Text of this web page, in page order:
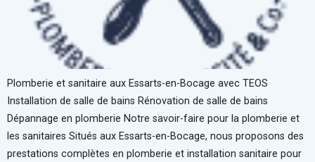
Plomberie et sanitaire aux Essarts-en-Bocage avec TEOS
Installation de salle de bains Rénovation de salle de bains
Dépannage en plomberie Notre savoir-faire pour la plomberie et
les sanitaires Situés aux Essarts-en-Bocage, nous proposons des
prestations complètes en plomberie et installation sanitaire pour